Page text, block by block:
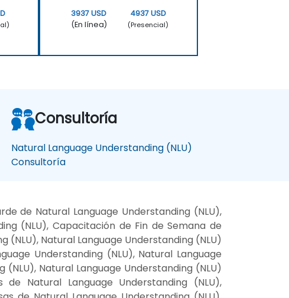
3937 USD
(En línea)
4937 USD
(Presencial)
Consultoría
Natural Language Understanding (NLU)
Consultoría
de Natural Language Understanding (NLU),
(NLU), Capacitación de Fin de Semana de
(NLU), Natural Language Understanding (NLU)
Understanding (NLU), Natural Language
Natural Language Understanding (NLU)
Natural Language Understanding (NLU),